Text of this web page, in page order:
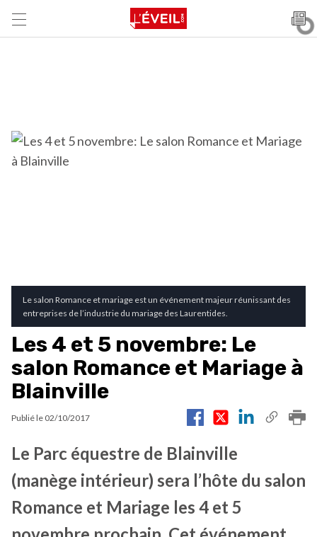
Le salon Romance et mariage est un événement majeur réunissant des
entreprises de l’industrie du mariage des Laurentides.
Les 4 et 5 novembre: Le
salon Romance et Mariage à
Blainville
Publié le 02/10/2017
Le Parc équestre de Blainville
(manège intérieur) sera l’hôte du salon
Romance et Mariage les 4 et 5